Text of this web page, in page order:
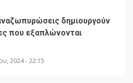
δημιουργούν
που εξαπλώνονται
2024 - 22:15